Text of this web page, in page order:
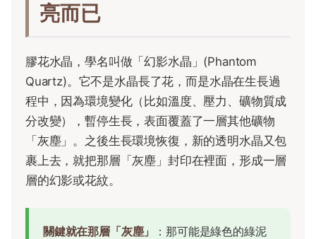
亮而已
膠花水晶，學名叫做「幻影水晶」(Phantom
Quartz)。它不是水晶長了花，而是水晶在生長過
程中，因為環境變化（比如溫度、壓力、礦物質成
分改變），暫停生長，表面覆蓋了一層其他礦物
「灰塵」。之後生長環境恢復，新的透明水晶又包
裹上去，就把那層「灰塵」封印在裡面，形成一層
層的幻影或花紋。
關鍵就在那層「灰塵」
：那可能是綠色的綠泥